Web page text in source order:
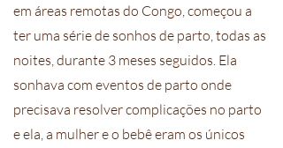
em áreas remotas do Congo, começou a
ter uma série de sonhos de parto, todas as
noites, durante 3 meses seguidos. Ela
sonhava com eventos de parto onde
precisava resolver complicações no parto
e ela, a mulher e o bebê eram os únicos